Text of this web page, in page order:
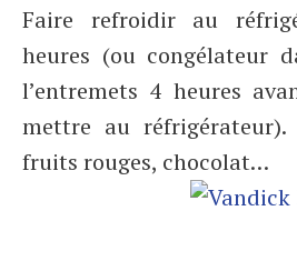
Faire refroidir au
heures (ou congélateur
l’entremets 4 heures
mettre au réfrigérateur).
fruits rouges, chocolat…